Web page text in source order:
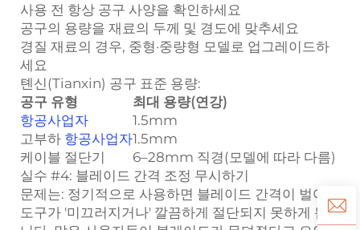
사용 전 항상 공구 사양을 확인하세요
공구의 용량을 재료의 두께 및 경도에 맞추세요
경질 재료의 경우, 중형·중량형 모델로 업그레이드하
세요
톈신(Tianxin) 공구 표준 용량:
공구 유형
최대 용량(연강)
항공사업자
1.5mm
고부하 항공사업자1.5mm
케이블 절단기
6–28mm 직경(모델에 따라 다름)
실수 #4: 블레이드 간격 조정 무시하기
문제는: 정기적으로 사용하면 블레이드 간격이 벌어져
도구가 '미끄러지거나' 깔끔하게 절단되지 못하게 됩